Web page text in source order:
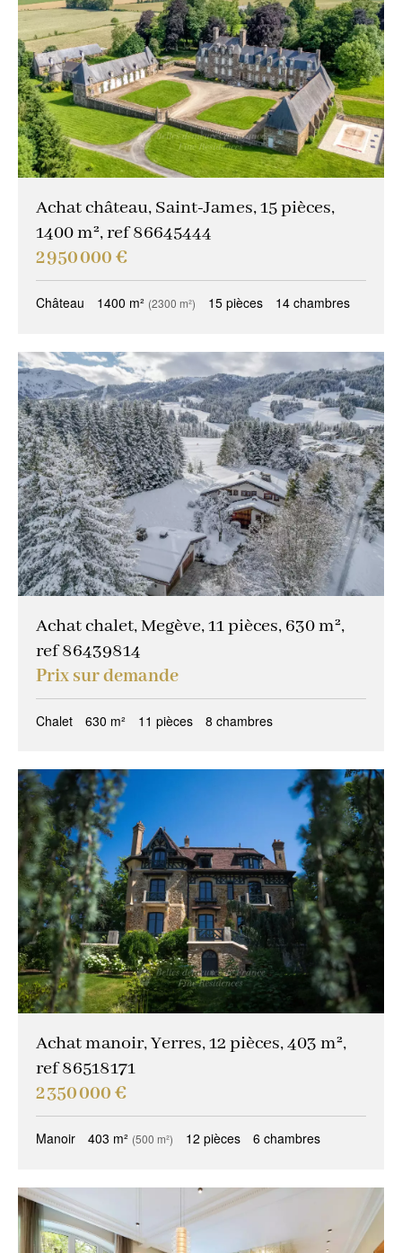
Achat château, Saint-James, 15 pièces,
1400 m², ref 86645444
2 950 000 €
Château 1400 m² (2300 m²) 15 pièces 14 chambres
Achat chalet, Megève, 11 pièces, 630 m²,
ref 86439814
Prix sur demande
Chalet 630 m² 11 pièces 8 chambres
Achat manoir, Yerres, 12 pièces, 403 m²,
ref 86518171
2 350 000 €
Manoir 403 m² (500 m²) 12 pièces 6 chambres